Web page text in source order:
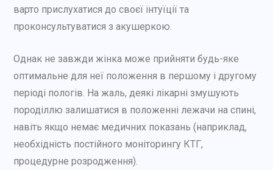
варто прислухатися до своєї інтуїції та
проконсультуватися з акушеркою.
Однак не завжди жінка може прийняти будь-яке
оптимальне для неї положення в першому і другому
періоді пологів. На жаль, деякі лікарні змушують
породіллю залишатися в положенні лежачи на спині,
навіть якщо немає медичних показань (наприклад,
необхідність постійного моніторингу КТГ,
процедурне розродження).